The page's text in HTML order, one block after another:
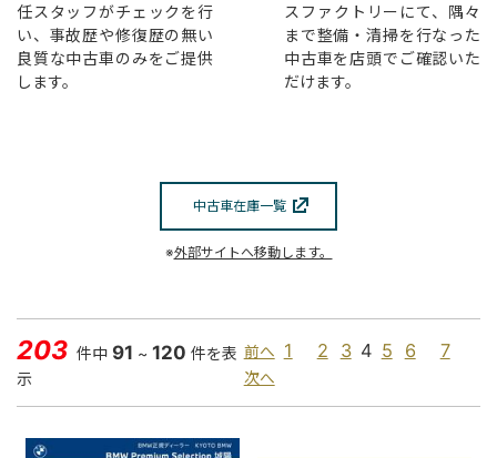
任スタッフがチェックを行
い、事故歴や修復歴の無い
良質な中古車のみをご提供
します。
スファクトリーにて、隅々
まで整備・清掃を行なった
中古車を店頭でご確認いた
だけます。
中古車在庫一覧
※外部サイトへ移動します。
203 件中 91 ~ 120 件を表
示
前へ 1 2 3 4 5 6 7
次へ